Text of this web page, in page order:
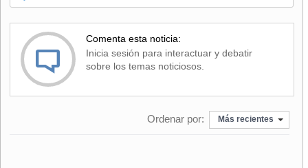
Comenta esta noticia:
Inicia sesión para interactuar y debatir
sobre los temas noticiosos.
Ordenar por: Más recientes